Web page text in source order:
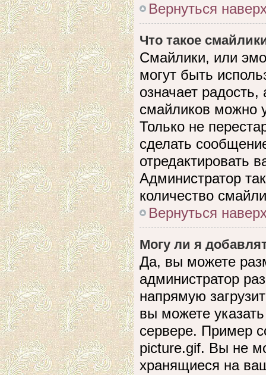
Вернуться
Что такое
Смайлики, или
могут быть
означает
смайликов можно
Только не
сделать
отредактировать
Администратор
количество
Вернуться
Могу ли я
Да, вы можете
администратор
напрямую
вы можете
сервере. Пример
picture.gif. Вы не
хранящиеся на